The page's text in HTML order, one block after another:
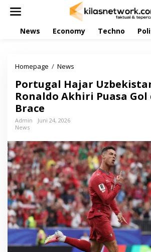
News Economy Techno
Homepage / News
r
t
u
a
j
a
r
U
z
b
e
k
i
s
t
Portugal Hajar
Ronaldo Akhiri Puasa Gol
Brace
Admin
Juni 24, 2026
News